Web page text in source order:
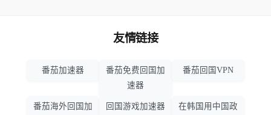
友情链接
番茄加速器
番茄免费回国加
速器
番茄回国VPN
番茄海外回国加 回国游戏加速器 在韩国用中国政